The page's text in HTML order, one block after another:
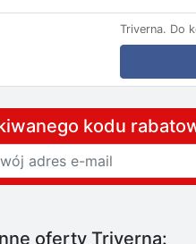
Triverna. Do
kodu
oferty Triverna: